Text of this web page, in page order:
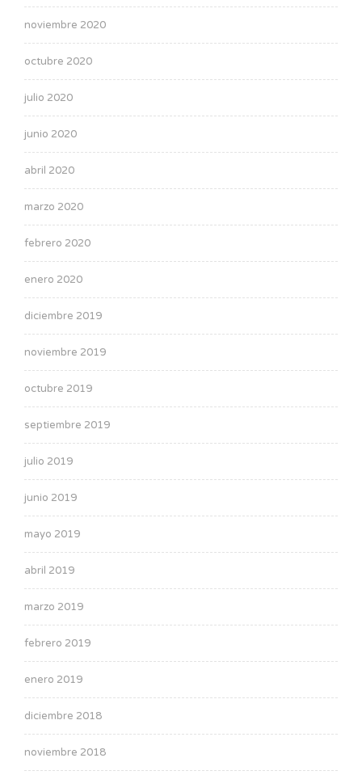
noviembre 2020
octubre 2020
julio 2020
junio 2020
abril 2020
marzo 2020
febrero 2020
enero 2020
diciembre 2019
noviembre 2019
octubre 2019
septiembre 2019
julio 2019
junio 2019
mayo 2019
abril 2019
marzo 2019
febrero 2019
enero 2019
diciembre 2018
noviembre 2018